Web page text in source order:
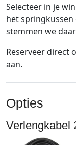
Selecteer in je
het
stemmen we
Reserveer direct
aan.
Opties
Verlengkabel